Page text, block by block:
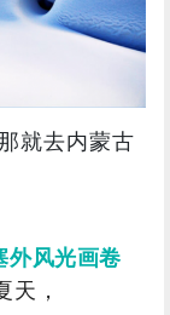
就去内蒙古
外风光画卷
天，